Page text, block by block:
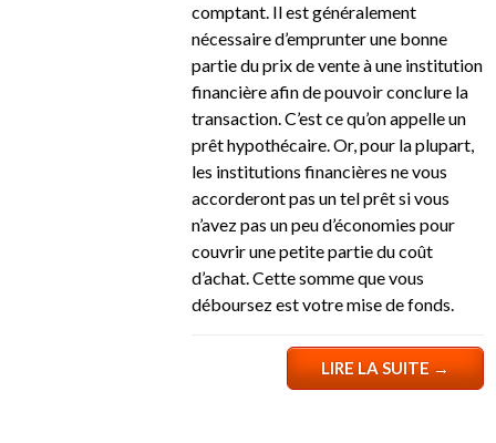
comptant. Il est généralement
nécessaire d’emprunter une bonne
partie du prix de vente à une institution
financière afin de pouvoir conclure la
transaction. C’est ce qu’on appelle un
prêt hypothécaire. Or, pour la plupart,
les institutions financières ne vous
accorderont pas un tel prêt si vous
n’avez pas un peu d’économies pour
couvrir une petite partie du coût
d’achat. Cette somme que vous
déboursez est votre mise de fonds.
LIRE LA SUITE→